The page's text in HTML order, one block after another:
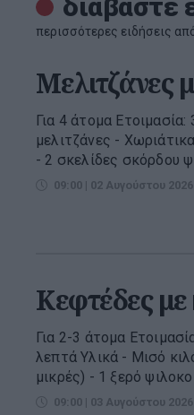
διαβάστε
περισσότερες ειδήσεις
Μελιτζάνες
Για 4 άτομα
μελιτζάνες -
- 2 σκελίδες σκόρδου
09:00 | 02 Αυγούστου 2026
Κεφτέδες με
Για 2-3 άτομα
λεπτά Υλικά - Μισό
μικρές) - 1 ξερό
09:00 | 03 Αυγούστου 2026